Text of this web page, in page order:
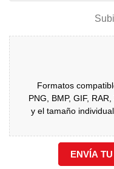
Formatos
PNG, BMP, GIF,
y el tamaño
ENVÍA